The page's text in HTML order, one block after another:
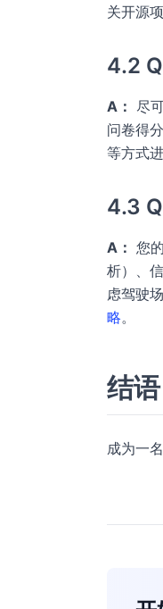
关开源
4.2
A： 尽
问卷得
等方式
4.3
A： 您
析）、
虑驾驶
略。
结语
成为一